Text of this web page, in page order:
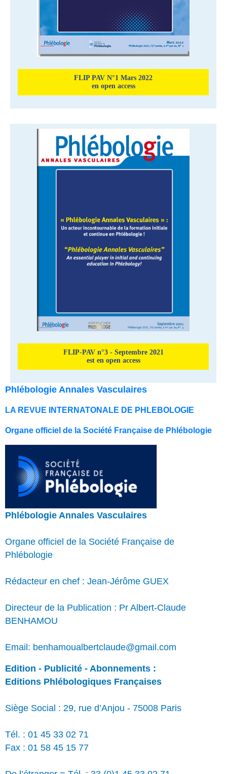
FLIP PAV N°1 Mars 2022
en open access
FLIP-PAV n°3 - Septembre 2021
est en open access
Phlébologie Annales Vasculaires
LA REVUE INTERNATONALE DE PHLEBOLOGIE
Organe officiel de la Société Française de Phlébologie
Phlébologie Annales Vasculaires
Organe officiel de la Société Française de
Phlébologie
Rédacteur en chef : Jean-Jérôme GUEX
Directeur de la Publication : Pr Albert-Claude
BENHAMOU
Email: benhamoualbertclaude@gmail.com
Edition - Publicité - Abonnements :
Editions Phlébologiques Françaises
Siège Social : 29, rue d’Anjou - 75008 Paris
Tél. : 01 45 33 02 71
Fax : 01 58 45 15 77